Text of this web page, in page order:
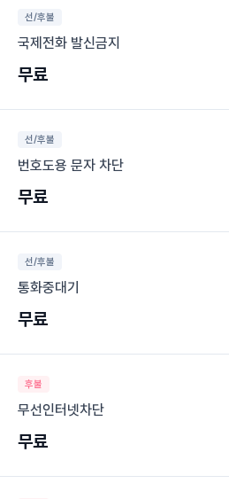
선/후불
국제전화 발신금지
무료
선/후불
번호도용 문자 차단
무료
선/후불
통화중대기
무료
후불
무선인터넷차단
무료